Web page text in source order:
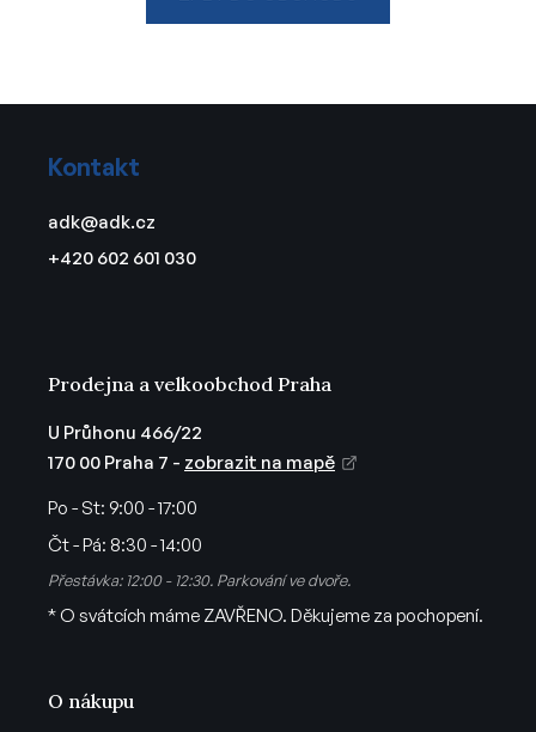
Kontakt
adk@adk.cz
+420 602 601 030
O nákupu
Prodejna a velkoobchod Praha
U Průhonu 466/22
170 00 Praha 7 - zobrazit na mapě
Po - St: 9:00 - 17:00
Čt - Pá: 8:30 - 14:00
Přestávka: 12:00 - 12:30. Parkování ve dvoře.
* O svátcích máme ZAVŘENO. Děkujeme za pochopení.